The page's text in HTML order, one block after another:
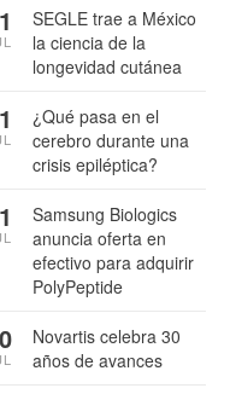
SEGLE trae a México
la ciencia de la
longevidad cutánea
¿Qué pasa en el
cerebro durante una
crisis epiléptica?
Samsung Biologics
anuncia oferta en
efectivo para adquirir
PolyPeptide
Novartis celebra 30
años de avances